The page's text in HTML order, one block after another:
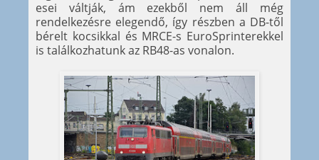
esei váltják, ám ezekből nem áll még
rendelkezésre elegendő, így részben a DB-től
bérelt kocsikkal és MRCE-s EuroSprinterekkel
is találkozhatunk az RB48-as vonalon.